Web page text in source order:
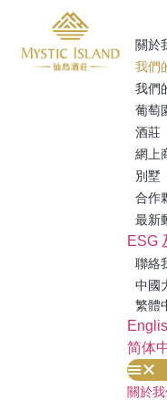
關於
我們
我們
葡萄
酒莊
網上
別墅
合作
最新
ESG
聯絡
中國
繁體
简体
關於
我